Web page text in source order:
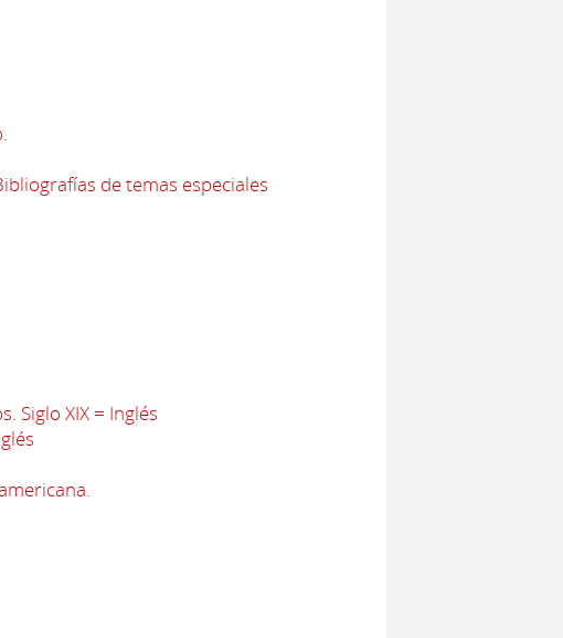
de temas especiales
Siglo XIX = Inglés